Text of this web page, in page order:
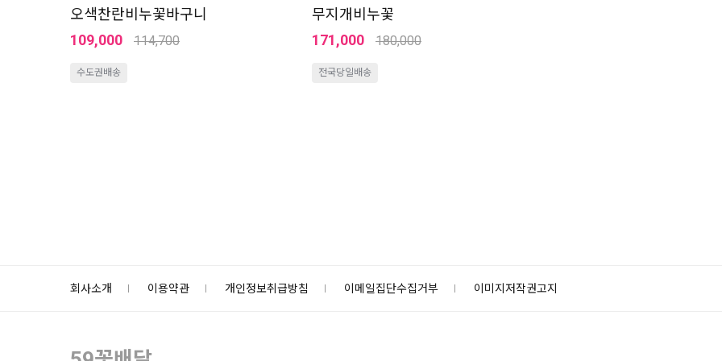
오색찬란비누꽃바구니
109,000
114,700
수도권배송
무지개비누꽃
171,000
180,000
전국당일배송
회사소개 이용약관 개인정보취급방침 이메일집단수집거부 이미지저작권고지